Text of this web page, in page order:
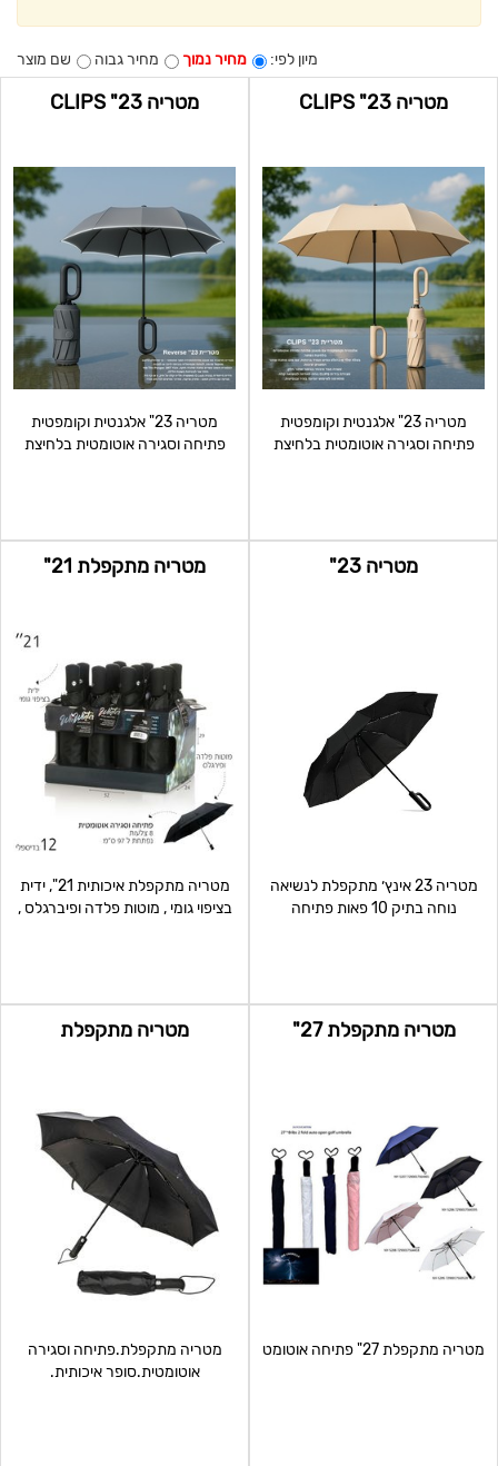
מיון לפי: מחיר נמוך מחיר גבוה שם מוצר
מטריה 23" CLIPS
מטריה 23" אלגנטית וקומפטית
פתיחה וסגירה אוטומטית בלחיצת
מטריה 23" CLIPS
מטריה 23" אלגנטית וקומפטית
פתיחה וסגירה אוטומטית בלחיצת
מטריה 23"
מטריה 23 אינץ׳ מתקפלת לנשיאה
נוחה בתיק 10 פאות פתיחה
מטריה מתקפלת 21"
מטריה מתקפלת איכותית 21", ידית
בציפוי גומי , מוטות פלדה ופיברגלס ,
מטריה מתקפלת 27"
מטריה מתקפלת 27" פתיחה אוטומט
מטריה מתקפלת
מטריה מתקפלת.פתיחה וסגירה
אוטומטית.סופר איכותית.